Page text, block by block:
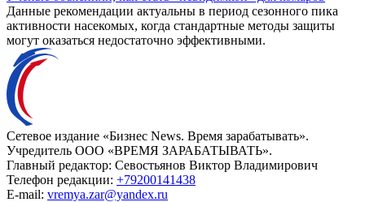
Данные рекомендации актуальны в период сезонного пика
активности насекомых, когда стандартные методы защиты
могут оказаться недостаточно эффективными.
Сетевое издание «Бизнес News. Время зарабатывать».
Учредитель ООО «ВРЕМЯ ЗАРАБАТЫВАТЬ».
Главный редактор: Севостьянов Виктор Владимирович
Телефон редакции: +79200141438
E-mail: vremya.zar@yandex.ru